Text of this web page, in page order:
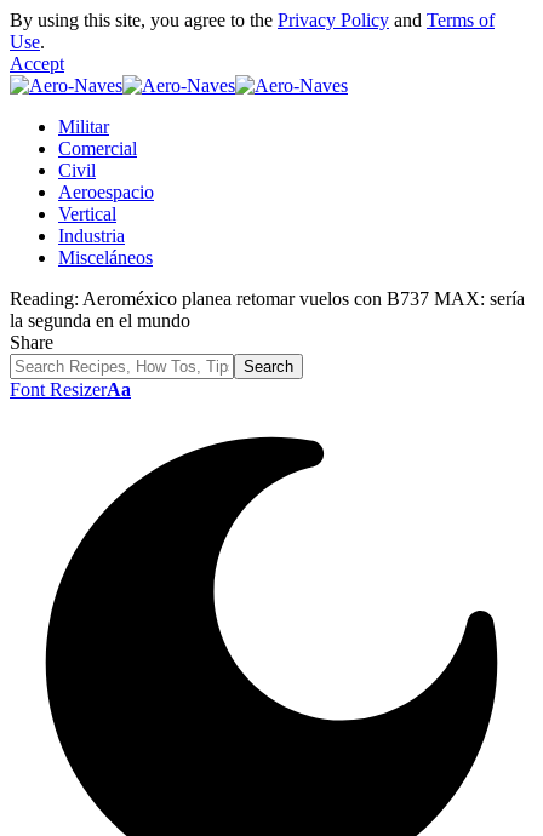
By using this site, you agree to the Privacy Policy and Terms of
Use.
Accept
Militar
Comercial
Civil
Aeroespacio
Vertical
Industria
Misceláneos
Reading: Aeroméxico planea retomar vuelos con B737 MAX: sería
la segunda en el mundo
Share
Font ResizerAa